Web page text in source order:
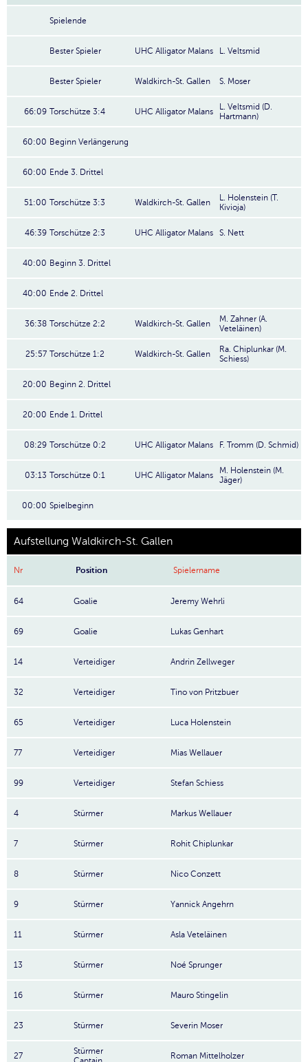
Spielende
Bester Spieler UHC Alligator Malans L. Veltsmid
Bester Spieler Waldkirch-St. Gallen S. Moser
66:09 Torschütze 3:4 UHC Alligator Malans
L. Veltsmid (D.
Hartmann)
60:00 Beginn Verlängerung
60:00 Ende 3. Drittel
51:00 Torschütze 3:3 Waldkirch-St. Gallen
L. Holenstein (T.
Kivioja)
46:39 Torschütze 2:3 UHC Alligator Malans S. Nett
40:00 Beginn 3. Drittel
40:00 Ende 2. Drittel
36:38 Torschütze 2:2 Waldkirch-St. Gallen
M. Zahner (A.
Veteläinen)
25:57 Torschütze 1:2 Waldkirch-St. Gallen
Ra. Chiplunkar (M.
Schiess)
20:00 Beginn 2. Drittel
20:00 Ende 1. Drittel
08:29 Torschütze 0:2 UHC Alligator Malans F. Tromm (D. Schmid)
03:13 Torschütze 0:1 UHC Alligator Malans
M. Holenstein (M.
Jäger)
00:00 Spielbeginn
Aufstellung Waldkirch-St. Gallen
Nr Position Spielername
64 Goalie Jeremy Wehrli
69 Goalie Lukas Genhart
14 Verteidiger Andrin Zellweger
32 Verteidiger Tino von Pritzbuer
65 Verteidiger Luca Holenstein
77 Verteidiger Mias Wellauer
99 Verteidiger Stefan Schiess
4 Stürmer Markus Wellauer
7 Stürmer Rohit Chiplunkar
8 Stürmer Nico Conzett
9 Stürmer Yannick Angehrn
11 Stürmer Asla Veteläinen
13 Stürmer Noé Sprunger
16 Stürmer Mauro Stingelin
23 Stürmer Severin Moser
27
Stürmer
Roman Mittelholzer